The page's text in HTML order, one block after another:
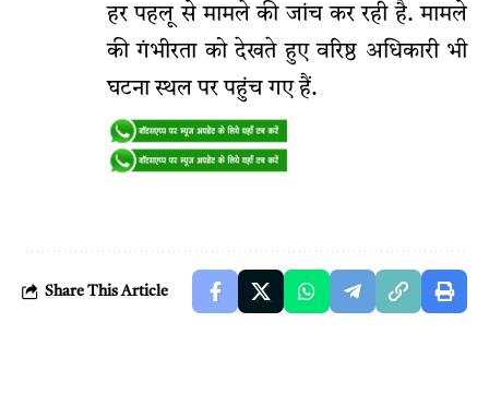
हर पहलू से मामले की जांच कर रही है. मामले
की गंभीरता को देखते हुए वरिष्ठ अधिकारी भी
घटना स्थल पर पहुंच गए हैं.
Share This Article